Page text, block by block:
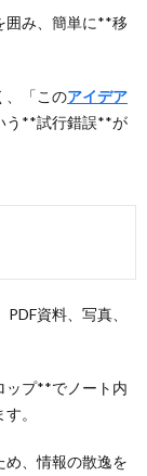
囲み、簡単に**移
、「このアイデア
う**試行錯誤**が
資料、写真、
ップ**でノート内
。
、情報の散逸を